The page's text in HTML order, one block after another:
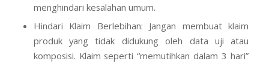
menghindari kesalahan umum.
Hindari Klaim Berlebihan: Jangan membuat klaim
produk yang tidak didukung oleh data uji atau
komposisi. Klaim seperti “memutihkan dalam 3 hari”